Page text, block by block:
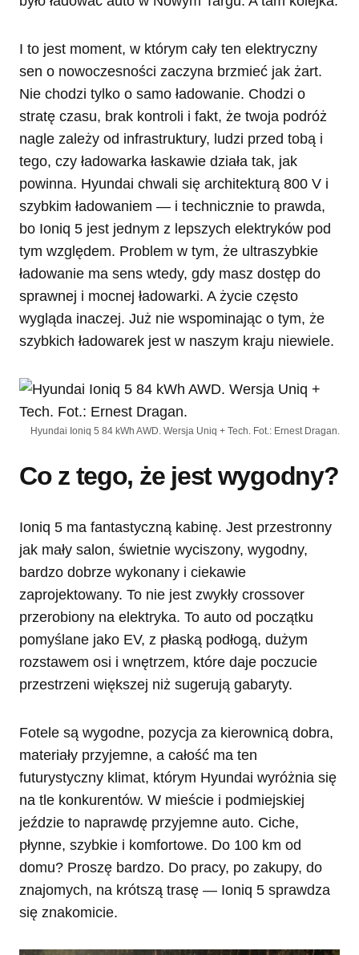
I to jest moment, w którym cały ten elektryczny
sen o nowoczesności zaczyna brzmieć jak żart.
Nie chodzi tylko o samo ładowanie. Chodzi o
stratę czasu, brak kontroli i fakt, że twoja podróż
nagle zależy od infrastruktury, ludzi przed tobą i
tego, czy ładowarka łaskawie działa tak, jak
powinna. Hyundai chwali się architekturą 800 V i
szybkim ładowaniem — i technicznie to prawda,
bo Ioniq 5 jest jednym z lepszych elektryków pod
tym względem. Problem w tym, że ultraszybkie
ładowanie ma sens wtedy, gdy masz dostęp do
sprawnej i mocnej ładowarki. A życie często
wygląda inaczej. Już nie wspominając o tym, że
szybkich ładowarek jest w naszym kraju niewiele.
Hyundai Ioniq 5 84 kWh AWD. Wersja Uniq + Tech. Fot.: Ernest Dragan.
Co z tego, że jest wygodny?
Ioniq 5 ma fantastyczną kabinę. Jest przestronny
jak mały salon, świetnie wyciszony, wygodny,
bardzo dobrze wykonany i ciekawie
zaprojektowany. To nie jest zwykły crossover
przerobiony na elektryka. To auto od początku
pomyślane jako EV, z płaską podłogą, dużym
rozstawem osi i wnętrzem, które daje poczucie
przestrzeni większej niż sugerują gabaryty.
Fotele są wygodne, pozycja za kierownicą dobra,
materiały przyjemne, a całość ma ten
futurystyczny klimat, którym Hyundai wyróżnia się
na tle konkurentów. W mieście i podmiejskiej
jeździe to naprawdę przyjemne auto. Ciche,
płynne, szybkie i komfortowe. Do 100 km od
domu? Proszę bardzo. Do pracy, po zakupy, do
znajomych, na krótszą trasę — Ioniq 5 sprawdza
się znakomicie.